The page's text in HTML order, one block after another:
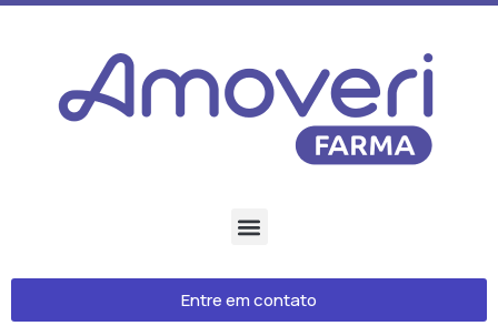
Entre em contato